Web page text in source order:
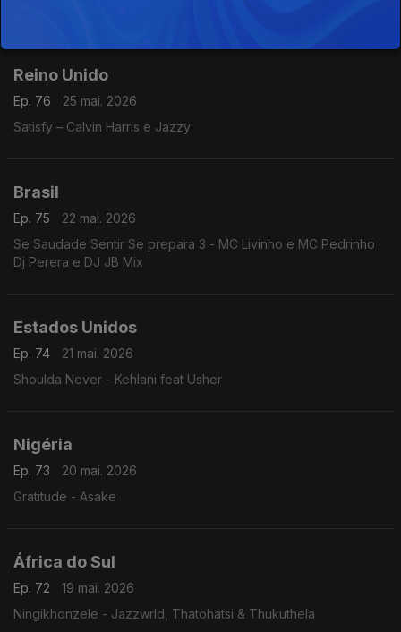
Reino Unido
Ep. 76
25 mai. 2026
Satisfy – Calvin Harris e Jazzy
Brasil
Ep. 75
22 mai. 2026
Se Saudade Sentir Se prepara 3 - MC Livinho e MC Pedrinho
Dj Perera e DJ JB Mix
Estados Unidos
Ep. 74
21 mai. 2026
Shoulda Never - Kehlani feat Usher
Nigéria
Ep. 73
20 mai. 2026
Gratitude - Asake
África do Sul
Ep. 72
19 mai. 2026
Ningikhonzele - Jazzwrld, Thatohatsi & Thukuthela